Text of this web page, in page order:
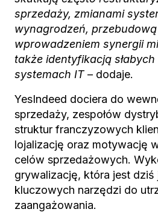
sprzedaży, zmianami
wynagrodzeń,
wprowadzeniem synergii
także identyfikacją
systemach IT – dodaje.
YesIndeed dociera do
sprzedaży, zespołów
struktur franczyzowych
lojalizację oraz motywację
celów sprzedażowych.
grywalizację, która jest dziś
kluczowych narzędzi do
zaangażowania.